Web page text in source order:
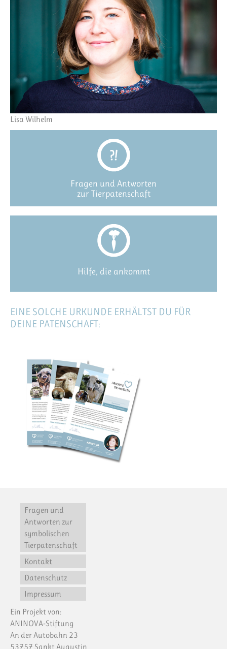
Lisa Wilhelm
Fragen und Antworten
zur Tierpatenschaft
Hilfe, die ankommt
EINE SOLCHE URKUNDE ERHÄLTST DU FÜR
DEINE PATENSCHAFT:
Fragen und
Antworten zur
symbolischen
Tierpatenschaft
Kontakt
Datenschutz
Impressum
Ein Projekt von:
ANINOVA-Stiftung
An der Autobahn 23
53757 Sankt Augustin